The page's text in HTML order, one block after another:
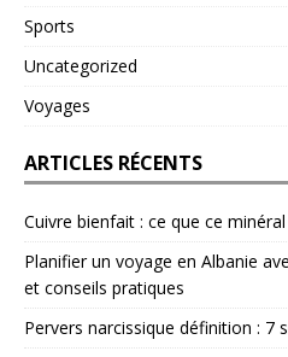
Sports
Uncategorized
Voyages
ARTICLES RÉCENTS
Cuivre bienfait : ce que ce
Planifier un voyage en Albanie
et conseils pratiques
Pervers narcissique définition : 7